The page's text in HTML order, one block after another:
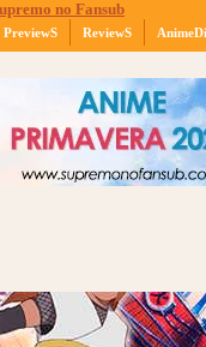
PreviewS ReviewS